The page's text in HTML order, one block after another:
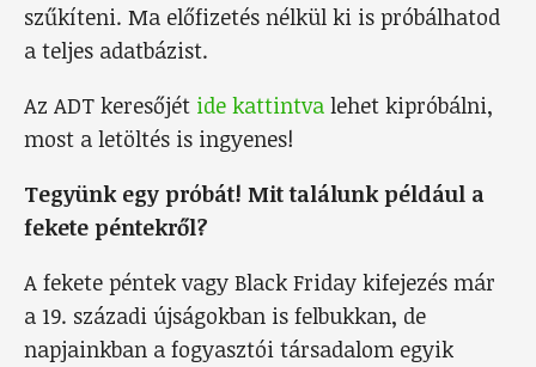
szűkíteni. Ma előfizetés nélkül ki is próbálhatod
a teljes adatbázist.
Az ADT keresőjét ide kattintva lehet kipróbálni,
most a letöltés is ingyenes!
Tegyünk egy próbát! Mit találunk például a
fekete péntekről?
A fekete péntek vagy Black Friday kifejezés már
a 19. századi újságokban is felbukkan, de
napjainkban a fogyasztói társadalom egyik